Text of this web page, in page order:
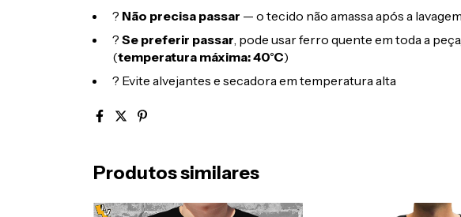
? Não precisa passar — o tecido não amassa após a lavagem
? Se preferir passar, pode usar ferro quente em toda a
(temperatura máxima: 40°C)
? Evite alvejantes e secadora em temperatura alta
Produtos similares